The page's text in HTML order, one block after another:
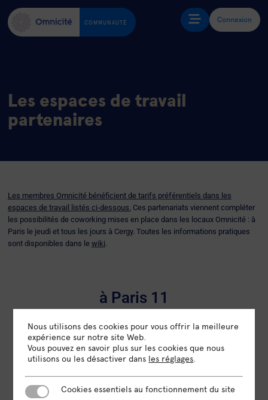
COMMUNAUTÉ Connexion
Les espaces de travail
partenaires
Les membres Omnicité bénéficient de tarifs préférentiels dans les
espaces de travail listés ci-dessous. Ces partenariats viennent compléter
les possibilités de coworking mises en place dans les locaux Omnicité : à
Paris le jeudi et tous les jours à Cergy. Toutes les informations pratiques
sont disponibles dans le wiki.
à Paris 11
Nous utilisons des cookies pour vous offrir la meilleure
expérience sur notre site Web.
Vous pouvez en savoir plus sur les cookies que nous
utilisons ou les désactiver dans les réglages
Cookies essentiels au fonctionnement du site
Cookies essentiels au fonctionnement du site